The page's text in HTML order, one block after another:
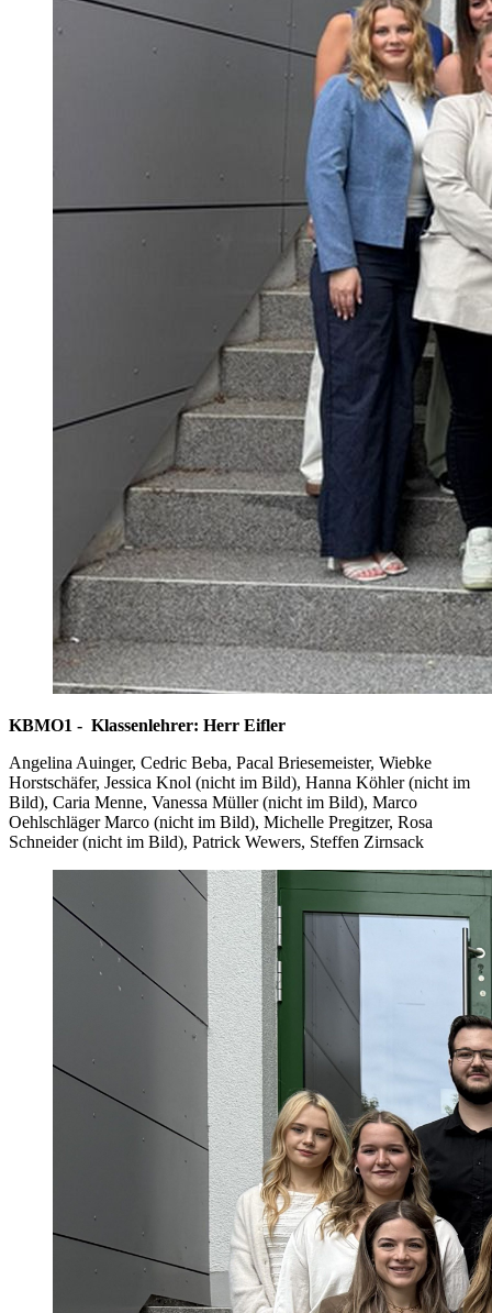
KBMO1 - Klassenlehrer: Herr Eifler
Angelina Auinger, Cedric Beba, Pacal Briesemeister, Wiebke
Horstschäfer, Jessica Knol (nicht im Bild), Hanna Köhler (nicht im
Bild), Caria Menne, Vanessa Müller (nicht im Bild), Marco
Oehlschläger Marco (nicht im Bild), Michelle Pregitzer, Rosa
Schneider (nicht im Bild), Patrick Wewers, Steffen Zirnsack